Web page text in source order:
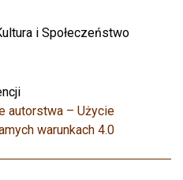
i Społeczeństwo
autorstwa – Użycie
warunkach 4.0